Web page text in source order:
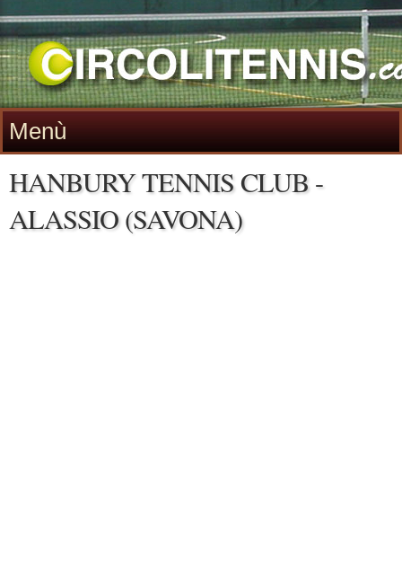
Menù
HANBURY TENNIS CLUB -
ALASSIO (SAVONA)